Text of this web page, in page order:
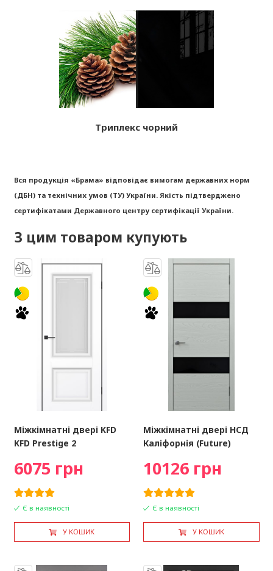
Триплекс чорний
Вся продукція «Брама» відповідає вимогам державних норм
(ДБН) та технічних умов (ТУ) України. Якість підтверджено
сертифікатами Державного центру сертифікації України.
З цим товаром купують
Міжкімнатні двері KFD
KFD Prestige 2
6075 грн
Є в наявності
У КОШИК
Міжкімнатні двері НСД
Каліфорнія (Future)
10126 грн
Є в наявності
У КОШИК